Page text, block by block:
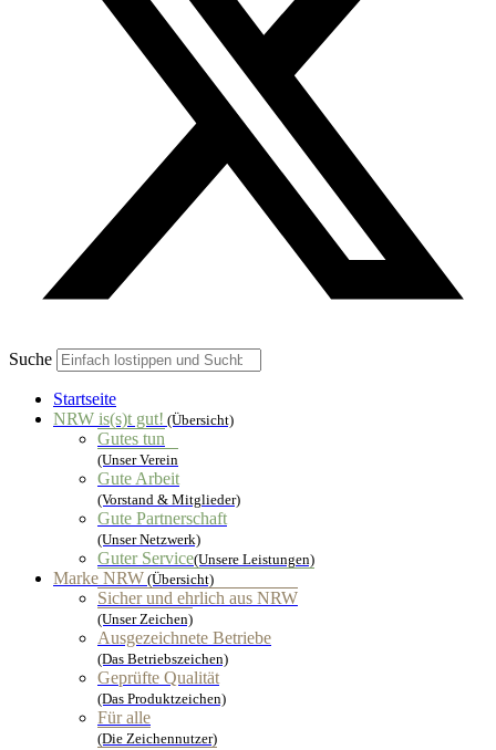
Suche
Startseite
NRW is(s)t gut! (Übersicht)
Gutes tun
(Unser Verein
Gute Arbeit
(Vorstand & Mitglieder)
Gute Partnerschaft
(Unser Netzwerk)
Guter Service(Unsere Leistungen)
Marke NRW (Übersicht)
Sicher und ehrlich aus NRW
(Unser Zeichen)
Ausgezeichnete Betriebe
(Das Betriebszeichen)
Geprüfte Qualität
(Das Produktzeichen)
Für alle
(Die Zeichennutzer)